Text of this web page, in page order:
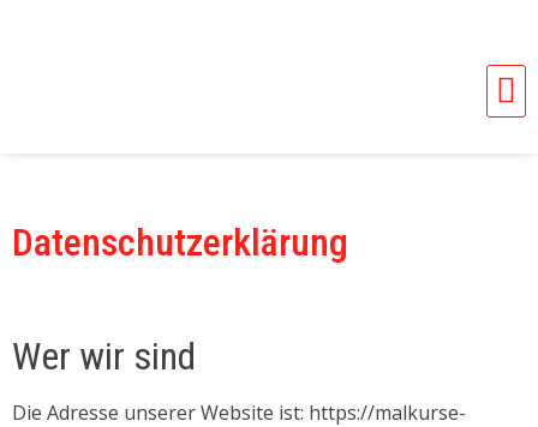
Datenschutzerklärung
Wer wir sind
Die Adresse unserer Website ist: https://malkurse-